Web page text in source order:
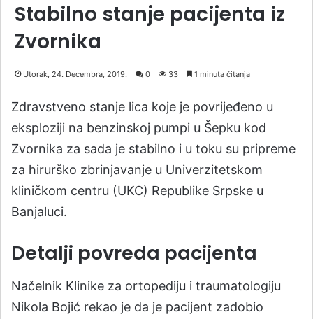
Stabilno stanje pacijenta iz
Zvornika
Utorak, 24. Decembra, 2019. 0 33 1 minuta čitanja
Zdravstveno stanje lica koje je povrijeđeno u
eksploziji na benzinskoj pumpi u Šepku kod
Zvornika za sada je stabilno i u toku su pripreme
za hirurško zbrinjavanje u Univerzitetskom
kliničkom centru (UKC) Republike Srpske u
Banjaluci.
Detalji povreda pacijenta
Načelnik Klinike za ortopediju i traumatologiju
Nikola Bojić rekao je da je pacijent zadobio